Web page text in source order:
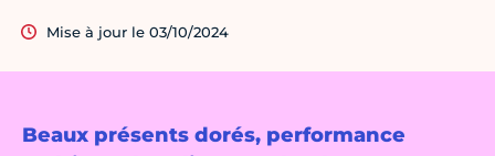
Beaux présents dorés, performance
Mise à jour le 03/10/2024